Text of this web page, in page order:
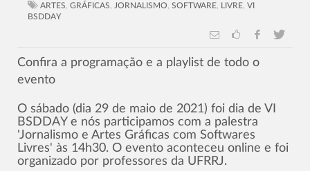
ARTES GRÁFICAS JORNALISMO SOFTWARE LIVRE VI
BSDDAY
Confira a programação e a playlist de todo o
evento
O sábado (dia 29 de maio de 2021) foi dia de VI
BSDDAY e nós participamos com a palestra
'Jornalismo e Artes Gráficas com Softwares
Livres' às 14h30. O evento aconteceu online e foi
organizado por professores da UFRRJ.